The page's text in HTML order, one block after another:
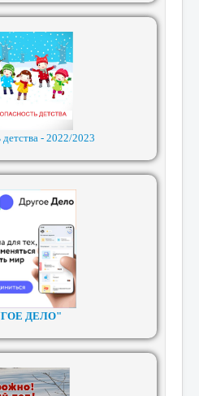
детства - 2022/2023
ДЕЛО"